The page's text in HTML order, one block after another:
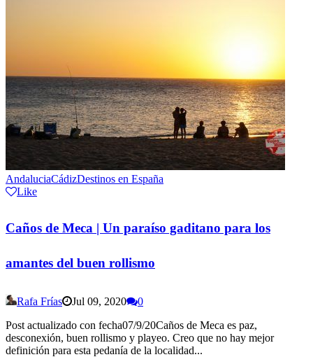
AndaluciaCádizDestinos en España
Like
Caños de Meca | Un paraíso gaditano para los
amantes del buen rollismo
Rafa Frías Jul 09, 2020
0
Post actualizado con fecha07/9/20Caños de Meca es paz,
desconexión, buen rollismo y playeo. Creo que no hay mejor
definición para esta pedanía de la localidad...